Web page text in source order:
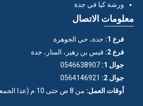
ورشة كيا في جدة
معلومات الاتصال
فرع 1:
جدة، حي الجوهرة
فرع 2:
قيس بن زهير، المنار، جدة
جوال 1:
0546638907
جوال 2:
0564146921
أوقات العمل: من 8 ص حتى 10 م (عدا الجمعة)